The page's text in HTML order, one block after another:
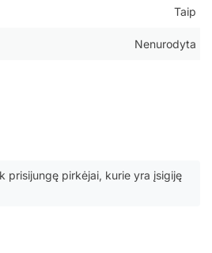
Taip
Nenurodyta
prisijungę pirkėjai, kurie yra įsigiję